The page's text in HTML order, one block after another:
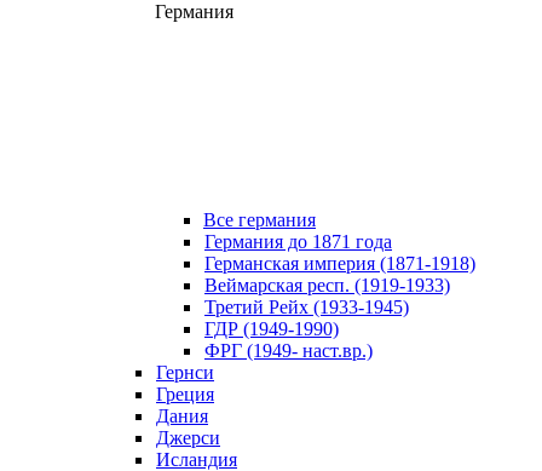
Германия
Все германия
Германия до 1871 года
Германская империя (1871-1918)
Веймарская респ. (1919-1933)
Третий Рейх (1933-1945)
ГДР (1949-1990)
ФРГ (1949- наст.вр.)
Гернси
Греция
Дания
Джерси
Исландия